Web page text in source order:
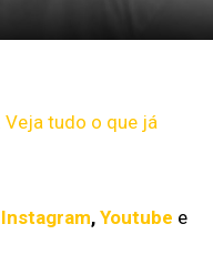
Veja tudo o que já
Instagram, Youtube e